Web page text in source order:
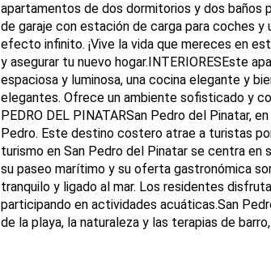
apartamentos de dos dormitorios y dos baños
de garaje con estación de carga para coches
efecto infinito. ¡Vive la vida que mereces en
y asegurar tu nuevo hogar.INTERIORESEste
espaciosa y luminosa, una cocina elegante y
elegantes. Ofrece un ambiente sofisticado y
PEDRO DEL PINATARSan Pedro del Pinatar,
Pedro. Este destino costero atrae a turistas
turismo en San Pedro del Pinatar se centra en
su paseo marítimo y su oferta gastronómica
tranquilo y ligado al mar. Los residentes
participando en actividades acuáticas.San
de la playa, la naturaleza y las terapias de